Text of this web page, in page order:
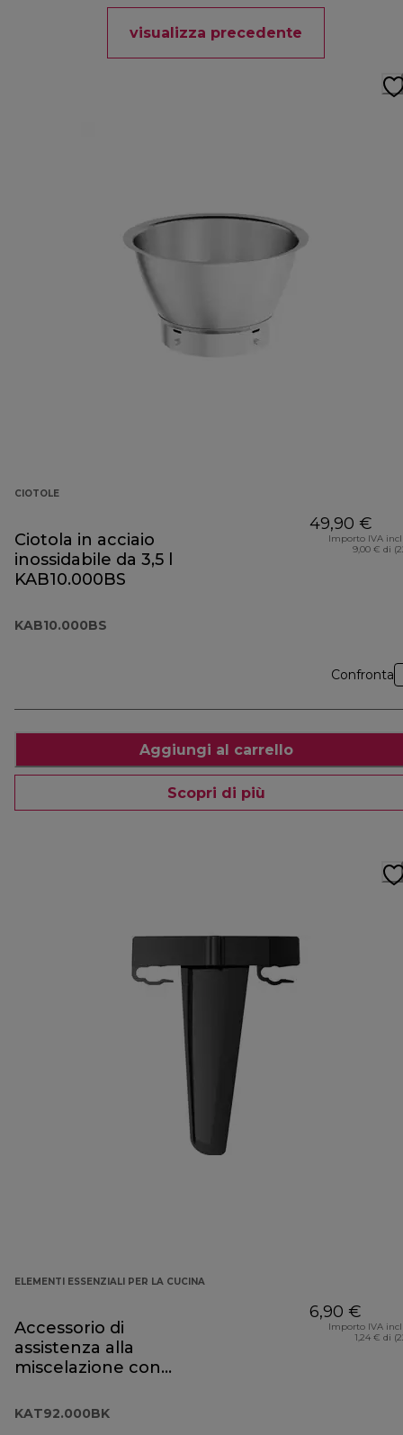
visualizza precedente
CIOTOLE
Ciotola in acciaio
inossidabile da 3,5 l
KAB10.000BS
KAB10.000BS
49,90 €
Importo IVA
9,00 € di
Confronta
Aggiungi al carrello
Scopri di più
ELEMENTI ESSENZIALI PER LA CUCINA
Accessorio di
assistenza alla
miscelazione con
Cooking Chef
KAT92.000BK
6,90 €
Importo IVA
1,24 € di